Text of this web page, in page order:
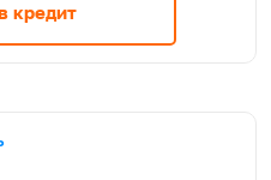
кредит